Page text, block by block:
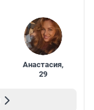
Анастасия,
29